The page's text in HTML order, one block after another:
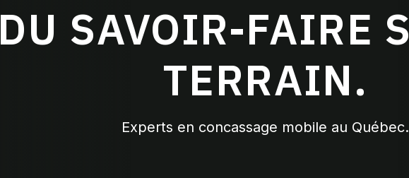
DU SAVOIR-FAIRE
TERRAIN.
Experts en concassage mobile au Québec.